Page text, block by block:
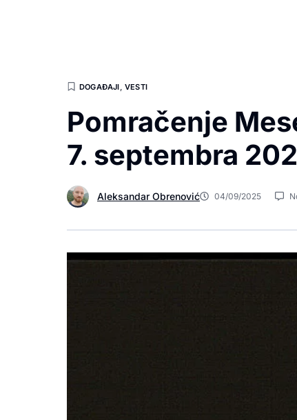
DOGAĐAJI ,VESTI
Pomračenje
7. septembra
Aleksandar Obrenović 04/09/2025